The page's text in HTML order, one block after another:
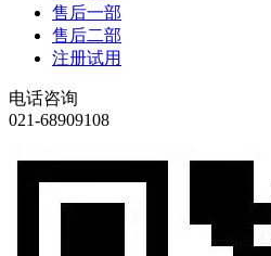
售后一部
售后二部
注册试用
电话咨询
021-68909108